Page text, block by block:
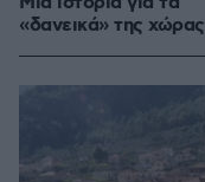
«δανεικά» της χώρας